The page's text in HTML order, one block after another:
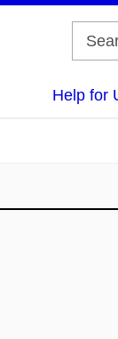
Help for